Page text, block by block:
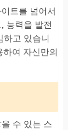
트를 넘어서
능력을 발전
하고 있습니
여 자신만의
수 있는 스